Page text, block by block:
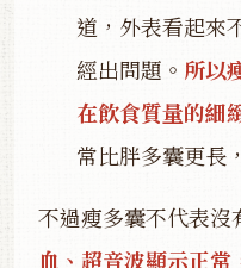
道，外表看起來
經出問題。 所以
在飲食質量的細
常比胖多囊更長
不過瘦多囊不代表沒
血、超音波顯示正